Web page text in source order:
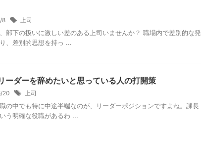
8 上司
部下の扱いに激しい差のある上司いませんか？ 職場内で差別的な発
、差別的思想を持っ ...
ーダーを辞めたいと思っている人の打開策
20 上司
の中でも特に中途半端なのが、リーダーポジションですよね。課長
う明確な役職があるわ ...